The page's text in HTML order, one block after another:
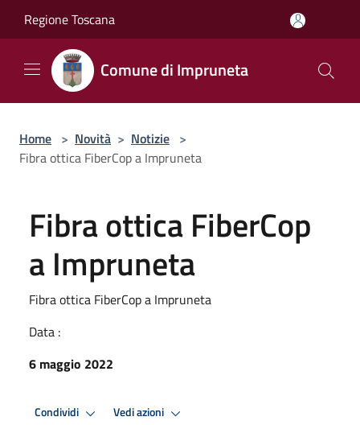
Regione Toscana
Comune di Impruneta
Home > Novità > Notizie >
Fibra ottica FiberCop a Impruneta
Fibra ottica FiberCop
a Impruneta
Fibra ottica FiberCop a Impruneta
Data :
6 maggio 2022
Condividi Vedi azioni